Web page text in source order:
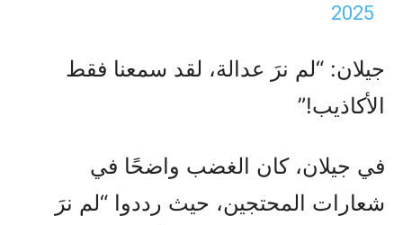
2025
جيلان: “لم نرَ عدالة، لقد سمعنا فقط
الأكاذيب!”
في جيلان، كان الغضب واضحًا في
شعارات المحتجين، حيث رددوا “لم نرَ